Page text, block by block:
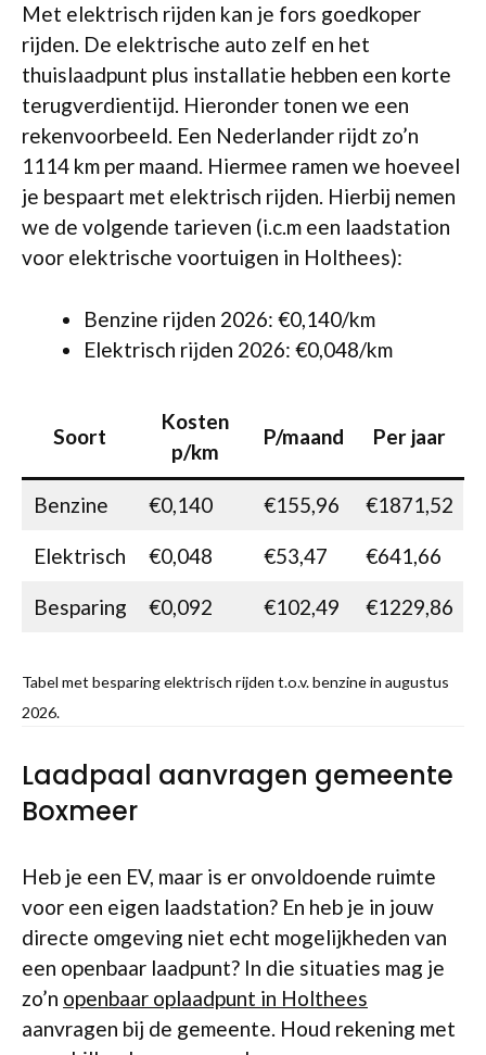
Met elektrisch rijden kan je fors goedkoper
rijden. De elektrische auto zelf en het
thuislaadpunt plus installatie hebben een korte
terugverdientijd. Hieronder tonen we een
rekenvoorbeeld. Een Nederlander rijdt zo’n
1114 km per maand. Hiermee ramen we hoeveel
je bespaart met elektrisch rijden. Hierbij nemen
we de volgende tarieven (i.c.m een laadstation
voor elektrische voortuigen in Holthees):
Benzine rijden 2026: €0,140/km
Elektrisch rijden 2026: €0,048/km
Soort
Kosten
p/km
P/maand Per jaar
Benzine €0,140 €155,96 €1871,52
Elektrisch €0,048 €53,47 €641,66
Besparing €0,092 €102,49 €1229,86
Tabel met besparing elektrisch rijden t.o.v. benzine in augustus
2026.
Laadpaal aanvragen gemeente
Boxmeer
Heb je een EV, maar is er onvoldoende ruimte
voor een eigen laadstation? En heb je in jouw
directe omgeving niet echt mogelijkheden van
een openbaar laadpunt? In die situaties mag je
zo’n openbaar oplaadpunt in Holthees
aanvragen bij de gemeente. Houd rekening met